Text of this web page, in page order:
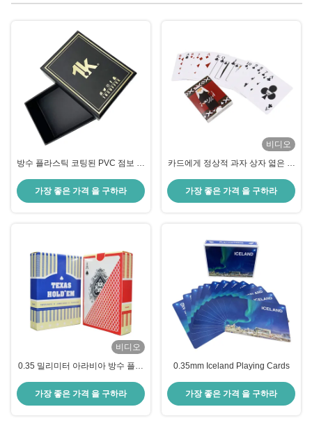
방수 플라스틱 코팅된 PVC 점보 포
터 두께
가장 좋은 가격 을 구하라
비디오
카드에게 정상적 과자 상자 엷은 조
방수 플라스틱
가장 좋은 가격 을 구하라
비디오
0.35 밀리미터 아라비아 방수 플라
OEM ODM을 하는 것 코팅했습니
다
가장 좋은 가격 을 구하라
0.35mm Iceland Playing Cards
가장 좋은 가격 을 구하라